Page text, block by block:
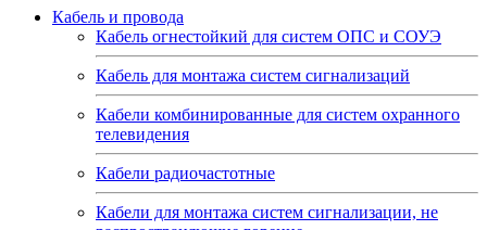
Кабель и провода
Кабель огнестойкий для систем ОПС и СОУЭ
Кабель для монтажа систем сигнализаций
Кабели комбинированные для систем охранного
телевидения
Кабели радиочастотные
Кабели для монтажа систем сигнализации, не